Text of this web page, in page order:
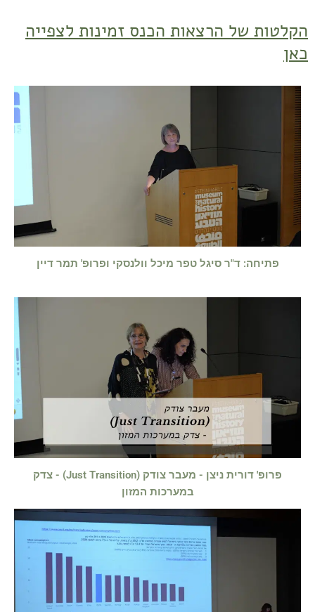
הקלטות של הרצאות הכנס זמינות לצפייה
כאן
פתיחה: ד"ר סיגל טפר מיכל וולנסקי ופרופ' תמר דיין
פרופ' דורית ניצן - מעבר צודק (Just Transition) - צדק
במערכות המזון